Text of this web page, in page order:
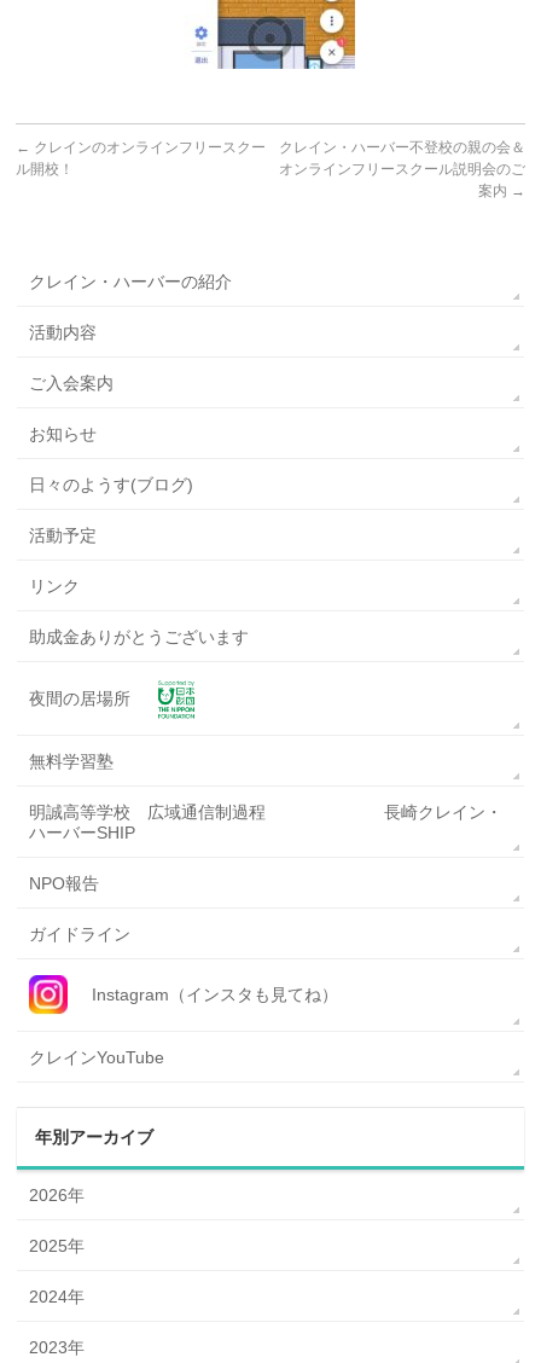
← クレインのオンラインフリースクー
ル開校！
クレイン・ハーバー不登校の親の会＆
オンラインフリースクール説明会のご
案内 →
クレイン・ハーバーの紹介
活動内容
ご入会案内
お知らせ
日々のようす(ブログ)
活動予定
リンク
助成金ありがとうございます
夜間の居場所
無料学習塾
明誠高等学校 広域通信制過程 長崎クレイン・
ハーバーSHIP
NPO報告
ガイドライン
Instagram（インスタも見てね）
クレインYouTube
年別アーカイブ
2026年
2025年
2024年
2023年